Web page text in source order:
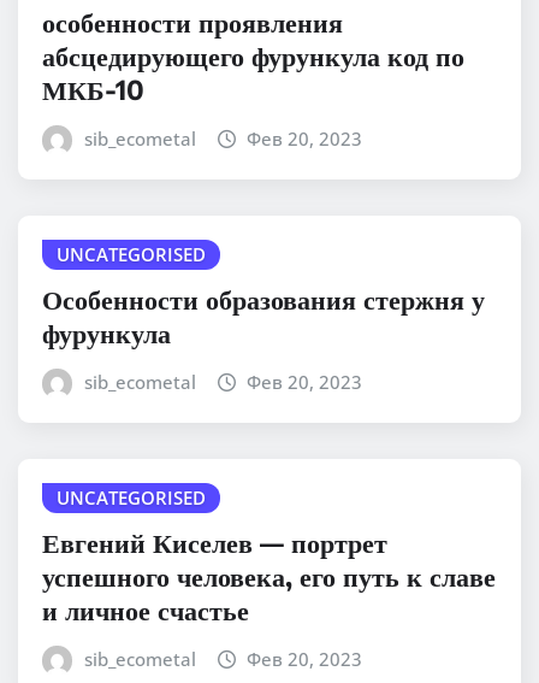
особенности проявления
абсцедирующего фурункула код по
МКБ-10
sib_ecometal Фев 20, 2023
UNCATEGORISED
Особенности образования стержня у
фурункула
sib_ecometal Фев 20, 2023
UNCATEGORISED
Евгений Киселев — портрет
успешного человека, его путь к славе
и личное счастье
sib_ecometal Фев 20, 2023